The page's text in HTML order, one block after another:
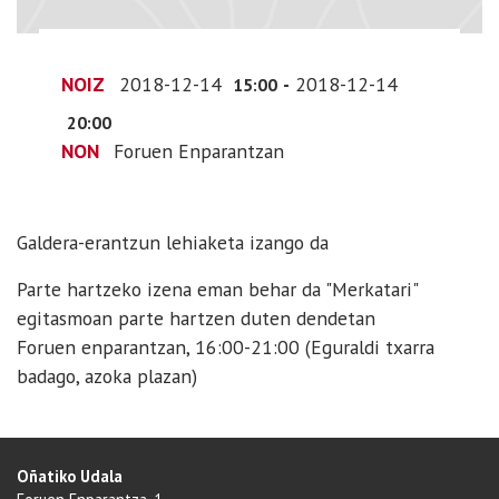
NOIZ 2018-12-14 15:00 - 2018-12-14
20:00
NON Foruen Enparantzan
Galdera-erantzun lehiaketa izango da
Parte hartzeko izena eman behar da "Merkatari"
egitasmoan parte hartzen duten dendetan
Foruen enparantzan, 16:00-21:00 (Eguraldi txarra
badago, azoka plazan)
Oñatiko Udala